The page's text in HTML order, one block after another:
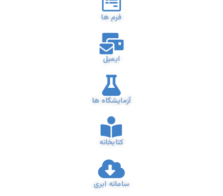
فرم ها
ایمیل
آزمایشگاه ها
کتابخانه
سامانه ابری